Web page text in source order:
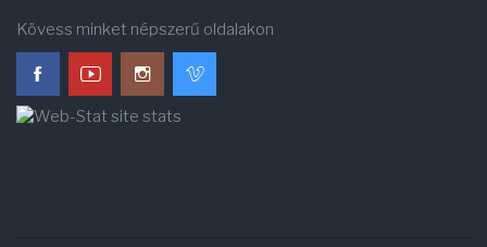
Kövess minket népszerű oldalakon